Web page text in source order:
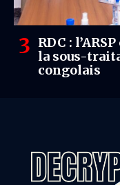
RDC :
la sous-
congolais